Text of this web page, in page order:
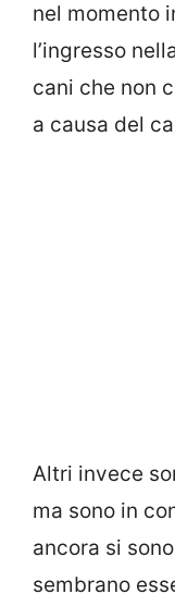
nel momento
l’ingresso
cani che non
a causa del
Altri invece
ma sono in
ancora si
sembrano